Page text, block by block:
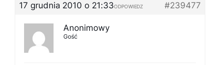
17 grudnia 2010 o 21:33
#239477
ODPOWIEDZ
Anonimowy
Gość